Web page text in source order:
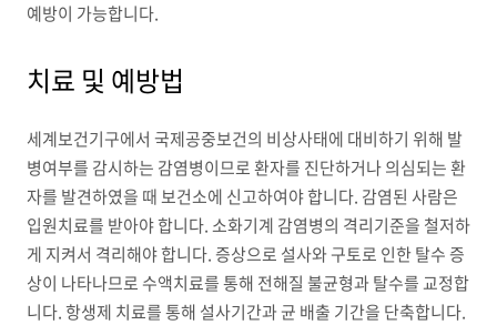
예방이 가능합니다.
치료 및 예방법
세계보건기구에서 국제공중보건의 비상사태에 대비하기 위해 발
병여부를 감시하는 감염병이므로 환자를 진단하거나 의심되는 환
자를 발견하였을 때 보건소에 신고하여야 합니다. 감염된 사람은
입원치료를 받아야 합니다. 소화기계 감염병의 격리기준을 철저하
게 지켜서 격리해야 합니다. 증상으로 설사와 구토로 인한 탈수 증
상이 나타나므로 수액치료를 통해 전해질 불균형과 탈수를 교정합
니다. 항생제 치료를 통해 설사기간과 균 배출 기간을 단축합니다.